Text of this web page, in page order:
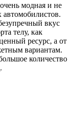
модная и не
вкус
телу, как
ресурс, а от
вариантам.
количество